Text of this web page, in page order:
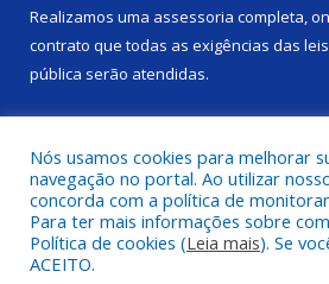
Realizamos uma assessoria completa,
contrato que todas as exigências das
pública serão atendidas.
Todos os direitos reservados a
Nós usamos cookies para melhorar
navegação no portal. Ao utilizar
concorda com a política de
Para ter mais informações sobre
Política de cookies (Leia mais). Se
ACEITO.